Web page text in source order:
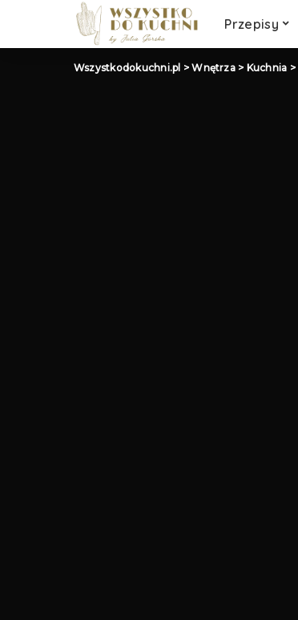
Przepisy
Wegetariańskie
Wegańskie
Klasyczny obiad
Wszystkodokuchni.pl >Wnętrza> Kuchnia >